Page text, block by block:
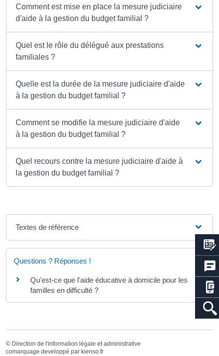
Comment est mise en place la mesure judiciaire
d'aide à la gestion du budget familial ?
Quel est le rôle du délégué aux prestations
familiales ?
Quelle est la durée de la mesure judiciaire d'aide
à la gestion du budget familial ?
Comment se modifie la mesure judiciaire d'aide
à la gestion du budget familial ?
Quel recours contre la mesure judiciaire d'aide à
la gestion du budget familial ?
Textes de référence
Questions ? Réponses !
Qu'est-ce que l'aide éducative à domicile pour les
familles en difficulté ?
© Direction de l'information légale et administrative
comarquage developpé par kienso.fr